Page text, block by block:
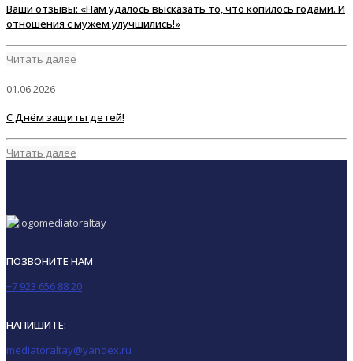
Ваши отзывы: «Нам удалось высказать то, что копилось годами. И
отношения с мужем улучшились!»
Читать далее
01.06.2026
С Днём защиты детей!
Читать далее
ПОЗВОНИТЕ НАМ
+7 923 656 88 20
НАПИШИТЕ:
mediatoraltay@yandex.ru